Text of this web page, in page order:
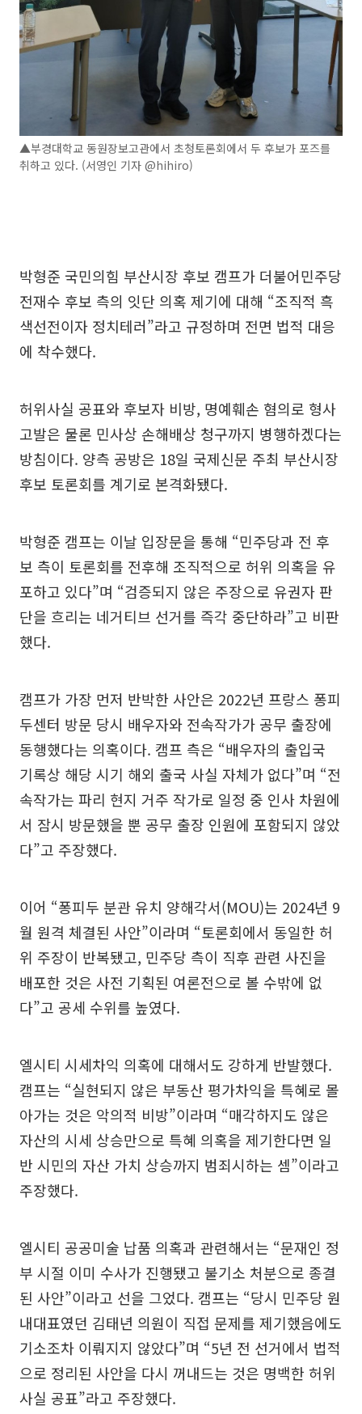
▲부경대학교 동원장보고관에서 초청토론회에서 두 후보가 포즈를
취하고 있다. (서영인 기자 @hihiro)
박형준 국민의힘 부산시장 후보 캠프가 더불어민주당
전재수 후보 측의 잇단 의혹 제기에 대해 “조직적 흑
색선전이자 정치테러”라고 규정하며 전면 법적 대응
에 착수했다.
허위사실 공표와 후보자 비방, 명예훼손 혐의로 형사
고발은 물론 민사상 손해배상 청구까지 병행하겠다는
방침이다. 양측 공방은 18일 국제신문 주최 부산시장
후보 토론회를 계기로 본격화됐다.
박형준 캠프는 이날 입장문을 통해 “민주당과 전 후
보 측이 토론회를 전후해 조직적으로 허위 의혹을 유
포하고 있다”며 “검증되지 않은 주장으로 유권자 판
단을 흐리는 네거티브 선거를 즉각 중단하라”고 비판
했다.
캠프가 가장 먼저 반박한 사안은 2022년 프랑스 퐁피
두센터 방문 당시 배우자와 전속작가가 공무 출장에
동행했다는 의혹이다. 캠프 측은 “배우자의 출입국
기록상 해당 시기 해외 출국 사실 자체가 없다”며 “전
속작가는 파리 현지 거주 작가로 일정 중 인사 차원에
서 잠시 방문했을 뿐 공무 출장 인원에 포함되지 않았
다”고 주장했다.
이어 “퐁피두 분관 유치 양해각서(MOU)는 2024년 9
월 원격 체결된 사안”이라며 “토론회에서 동일한 허
위 주장이 반복됐고, 민주당 측이 직후 관련 사진을
배포한 것은 사전 기획된 여론전으로 볼 수밖에 없
다”고 공세 수위를 높였다.
엘시티 시세차익 의혹에 대해서도 강하게 반발했다.
캠프는 “실현되지 않은 부동산 평가차익을 특혜로 몰
아가는 것은 악의적 비방”이라며 “매각하지도 않은
자산의 시세 상승만으로 특혜 의혹을 제기한다면 일
반 시민의 자산 가치 상승까지 범죄시하는 셈”이라고
주장했다.
엘시티 공공미술 납품 의혹과 관련해서는 “문재인 정
부 시절 이미 수사가 진행됐고 불기소 처분으로 종결
된 사안”이라고 선을 그었다. 캠프는 “당시 민주당 원
내대표였던 김태년 의원이 직접 문제를 제기했음에도
기소조차 이뤄지지 않았다”며 “5년 전 선거에서 법적
으로 정리된 사안을 다시 꺼내드는 것은 명백한 허위
사실 공표”라고 주장했다.